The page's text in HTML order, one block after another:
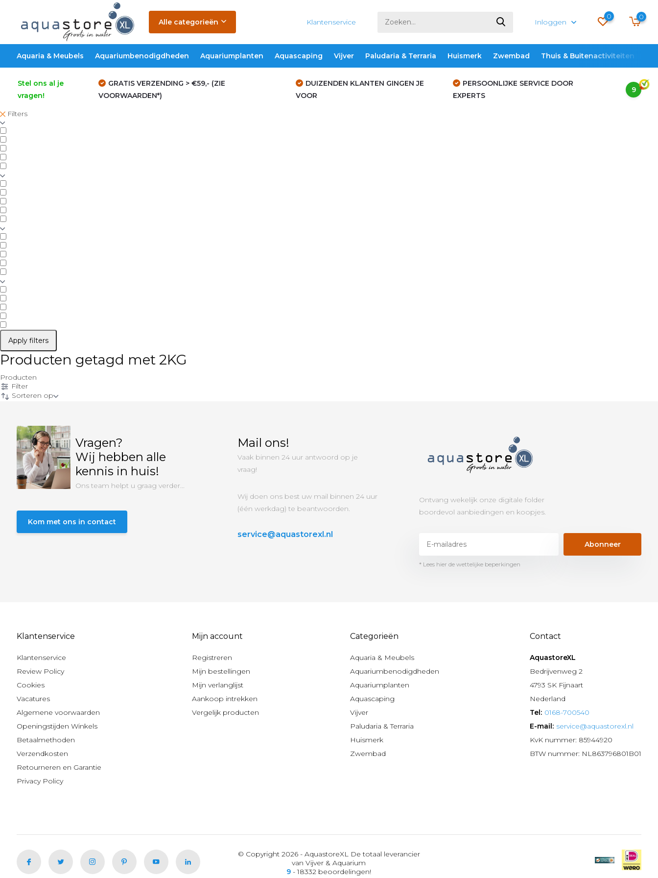
Alle categorieën Klantenservice Inloggen
0 0
Aquaria & Meubels Aquariumbenodigdheden Aquariumplanten Aquascaping Vijver Paludaria & Terraria Huismerk Zwembad Thuis & Buitenactiviteiten
Stel ons al je
vragen!
GRATIS VERZENDING > €59,- (ZIE
VOORWAARDEN*)
DUIZENDEN KLANTEN GINGEN JE
VOOR
PERSOONLIJKE SERVICE DOOR
EXPERTS
9
Filters
Apply filters
Producten getagd met 2KG
Producten
Filter
Sorteren op
Vragen?
Wij hebben alle
kennis in huis!
Ons team helpt u graag verder...
Kom met ons in contact
Mail ons!
Vaak binnen 24 uur antwoord op je
vraag!
Wij doen ons best uw mail binnen 24 uur
(één werkdag) te beantwoorden.
service@aquastorexl.nl
Ontvang wekelijk onze digitale folder
boordevol aanbiedingen en koopjes.
Abonneer
* Lees hier de wettelijke beperkingen
Klantenservice
Klantenservice
Review Policy
Cookies
Vacatures
Algemene voorwaarden
Openingstijden Winkels
Betaalmethoden
Verzendkosten
Retourneren en Garantie
Privacy Policy
Mijn account
Registreren
Mijn bestellingen
Mijn verlanglijst
Aankoop intrekken
Vergelijk producten
Categorieën
Aquaria & Meubels
Aquariumbenodigdheden
Aquariumplanten
Aquascaping
Vijver
Paludaria & Terraria
Huismerk
Zwembad
Contact
AquastoreXL
Bedrijvenweg 2
4793 SK Fijnaart
Nederland
Tel: 0168-700540
E-mail: service@aquastorexl.nl
KvK nummer: 85944920
BTW nummer: NL863796801B01
© Copyright 2026 - AquastoreXL De totaal leverancier
van Vijver & Aquarium
9 - 18332 beoordelingen!